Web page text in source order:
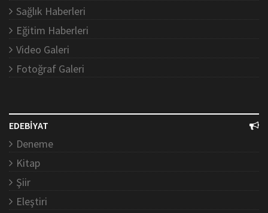
Sağlık Haberleri
Eğitim Haberleri
Video Galeri
Fotoğraf Galeri
EDEBİYAT
Deneme
Kitap
Şiir
Eleştiri